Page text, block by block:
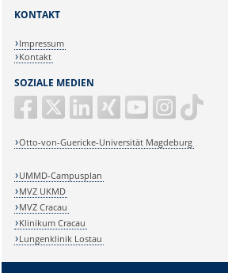
SOZIALE MEDIEN
Otto-von-Guericke-Universität Magdeburg
KONTAKT
Impressum
Kontakt
UMMD-Campusplan
MVZ UKMD
MVZ Cracau
Klinikum Cracau
Lungenklinik Lostau